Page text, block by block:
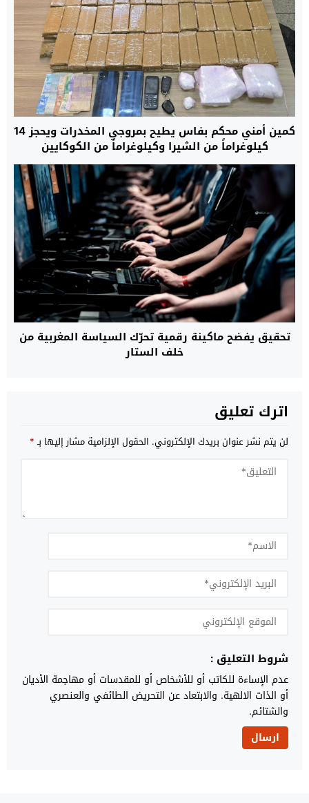
كمين أمني محكم بفاس يطيح بمروجي المخدرات ويحجز 14
كيلوغراماً من الشيرا وكيلوغراماً من الكوكايين
تحقيق يفضح ماكينة رقمية تحرّك السياسة المغربية من
خلف الستار
اترك تعليق
لن يتم نشر عنوان بريدك الإلكتروني. الحقول الإلزامية مشار إليها بـ*
شروط التعليق :
عدم الإساءة للكاتب أو للأشخاص أو للمقدسات أو مهاجمة الأديان
أو الذات الالهية. والابتعاد عن التحريض الطائفي والعنصري
والشتائم.